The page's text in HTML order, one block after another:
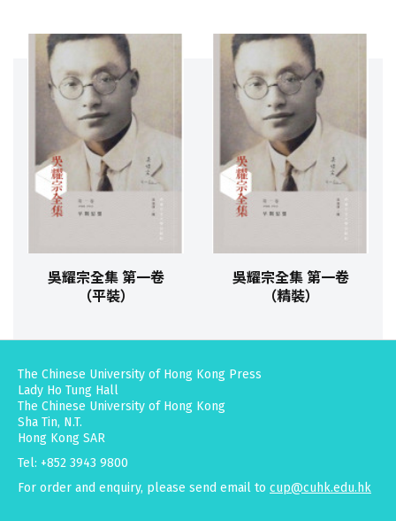
吳耀宗全集 第一卷
（平裝）
吳耀宗全集 第一卷
（精裝）
The Chinese University of Hong Kong Press
Lady Ho Tung Hall
The Chinese University of Hong Kong
Sha Tin, N.T.
Hong Kong SAR
Tel: +852 3943 9800
For order and enquiry, please send email to cup@cuhk.edu.hk